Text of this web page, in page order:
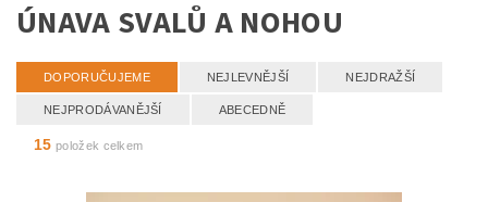
ÚNAVA SVALŮ A NOHOU
DOPORUČUJEME NEJLEVNĚJŠÍ NEJDRAŽŠÍ
NEJPRODÁVANĚJŠÍ ABECEDNĚ
15 položek celkem